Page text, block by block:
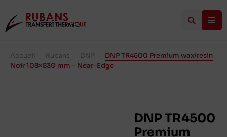
Accueil Rubans DNP
DNP TR4500 Premium wax/resin
Noir 108×830 mm – Near-Edge
DNP TR4500
Premium